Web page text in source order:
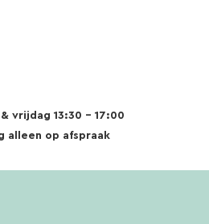
vrijdag 13:30 – 17:00
alleen op afspraak